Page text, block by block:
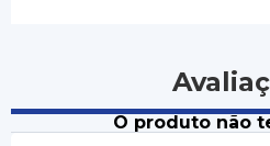
O produto não